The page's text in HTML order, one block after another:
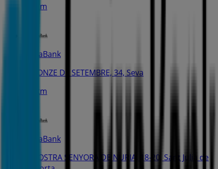
9.2 km
CaixaBank
AV. ONZE DE SETEMBRE, 34, Seva
9.3 km
CaixaBank
C. NOSTRA SENYORA DE NURIA, 18-20, Sant Julià de